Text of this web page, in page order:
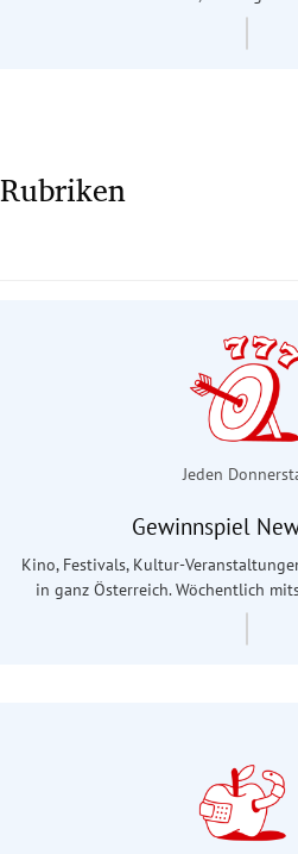
Rubriken
Jeden
Gewinnspiel
Kino, Festivals, Kultur-
in ganz Österreich. Wöchentlich